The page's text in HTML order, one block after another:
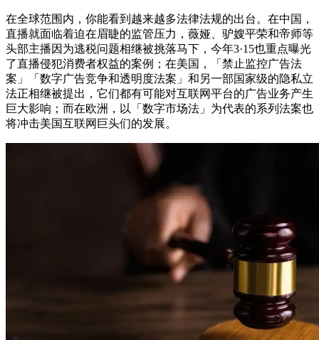
在全球范围内，你能看到越来越多法律法规的出台。在中国，
直播就面临着迫在眉睫的监管压力，薇娅、驴嫂平荣和帝师等
头部主播因为逃税问题相继被挑落马下，今年3·15也重点曝光
了直播侵犯消费者权益的案例；在美国，「禁止监控广告法
案」「数字广告竞争和透明度法案」和另一部国家级的隐私立
法正相继被提出，它们都有可能对互联网平台的广告业务产生
巨大影响；而在欧洲，以「数字市场法」为代表的系列法案也
将冲击美国互联网巨头们的发展。